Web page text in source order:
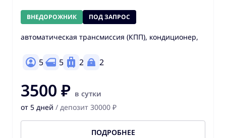
ВНЕДОРОЖНИК ПОД ЗАПРОС
автоматическая трансмиссия (КПП), кондиционер,
5 5 2 2
3500 ₽ в сутки
от 5 дней / депозит 30000 ₽
ПОДРОБНЕЕ